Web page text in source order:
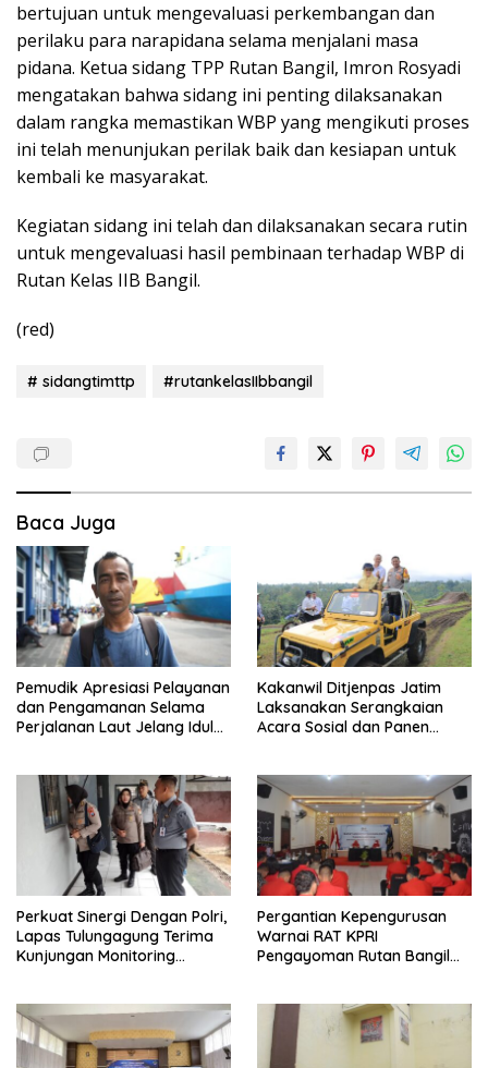
bertujuan untuk mengevaluasi perkembangan dan
perilaku para narapidana selama menjalani masa
pidana. Ketua sidang TPP Rutan Bangil, Imron Rosyadi
mengatakan bahwa sidang ini penting dilaksanakan
dalam rangka memastikan WBP yang mengikuti proses
ini telah menunjukan perilak baik dan kesiapan untuk
kembali ke masyarakat.
Kegiatan sidang ini telah dan dilaksanakan secara rutin
untuk mengevaluasi hasil pembinaan terhadap WBP di
Rutan Kelas IIB Bangil.
(red)
# sidangtimttp #rutankelasIIbbangil
Baca Juga
Pemudik Apresiasi Pelayanan
dan Pengamanan Selama
Perjalanan Laut Jelang Idul
Kakanwil Ditjenpas Jatim
Laksanakan Serangkaian
Acara Sosial dan Panen
Perkuat Sinergi Dengan Polri,
Lapas Tulungagung Terima
Kunjungan Monitoring
Pergantian Kepengurusan
Warnai RAT KPRI
Pengayoman Rutan Bangil